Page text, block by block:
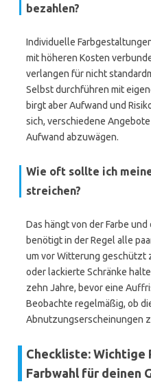
bezahlen?
Individuelle
mit höheren Kosten
verlangen für nicht
Selbst durchführen mit
birgt aber Aufwand und
sich, verschiedene
Aufwand abzuwägen.
Wie oft sollte ich
streichen?
Das hängt von der Farbe
benötigt in der Regel alle
um vor Witterung geschützt
oder lackierte Schränke
zehn Jahre, bevor eine
Beobachte regelmäßig, ob
Abnutzungserscheinungen
Checkliste: Wichtige
Farbwahl für deinen